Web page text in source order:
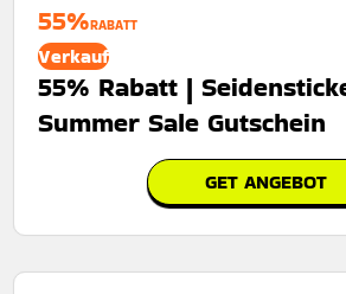
55%RABATT
Verkauf
55% Rabatt |
Summer Sale Gutschein
GET ANGEBOT